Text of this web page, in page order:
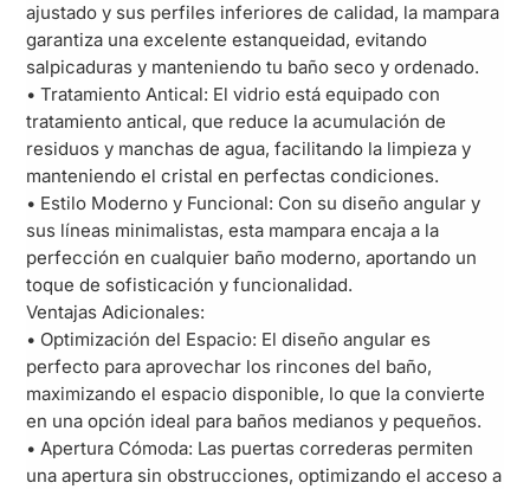
ajustado y sus perfiles inferiores de calidad, la mampara
garantiza una excelente estanqueidad, evitando
salpicaduras y manteniendo tu baño seco y ordenado.
• Tratamiento Antical: El vidrio está equipado con
tratamiento antical, que reduce la acumulación de
residuos y manchas de agua, facilitando la limpieza y
manteniendo el cristal en perfectas condiciones.
• Estilo Moderno y Funcional: Con su diseño angular y
sus líneas minimalistas, esta mampara encaja a la
perfección en cualquier baño moderno, aportando un
toque de sofisticación y funcionalidad.
Ventajas Adicionales:
• Optimización del Espacio: El diseño angular es
perfecto para aprovechar los rincones del baño,
maximizando el espacio disponible, lo que la convierte
en una opción ideal para baños medianos y pequeños.
• Apertura Cómoda: Las puertas correderas permiten
una apertura sin obstrucciones, optimizando el acceso a